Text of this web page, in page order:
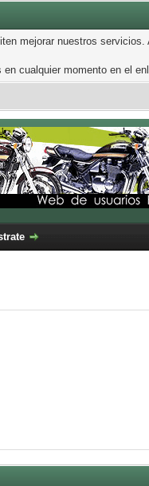
mejorar nuestros
cualquier momento en el